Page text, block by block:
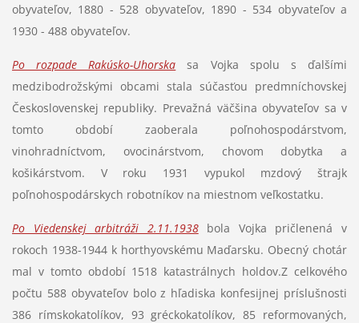
obyvateľov, 1880 - 528 obyvateľov, 1890 - 534 obyvateľov a
1930 - 488 obyvateľov.
Po rozpade Rakúsko-Uhorska
sa Vojka spolu s ďalšími
medzibodrožskými obcami stala súčasťou predmníchovskej
Československej republiky. Prevažná väčšina obyvateľov sa v
tomto období zaoberala poľnohospodárstvom,
vinohradníctvom, ovocinárstvom, chovom dobytka a
košikárstvom. V roku 1931 vypukol mzdový štrajk
poľnohospodárskych robotníkov na miestnom veľkostatku.
Po Viedenskej arbitráži 2.11.1938bola Vojka pričlenená v
rokoch 1938-1944 k horthyovskému Maďarsku. Obecný chotár
mal v tomto období 1518 katastrálnych holdov.Z celkového
počtu 588 obyvateľov bolo z hľadiska konfesijnej príslušnosti
386 rímskokatolíkov, 93 gréckokatolíkov, 85 reformovaných,